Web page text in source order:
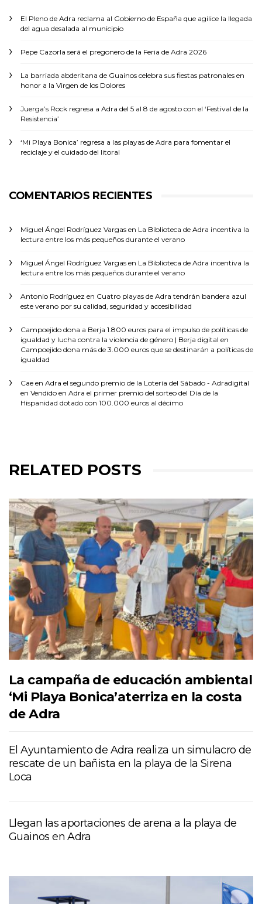
El Pleno de Adra reclama al Gobierno de España que agilice la llegada
del agua desalada al municipio
Pepe Cazorla será el pregonero de la Feria de Adra 2026
La barriada abderitana de Guainos celebra sus fiestas patronales en
honor a la Virgen de los Dolores
Juerga’s Rock regresa a Adra del 5 al 8 de agosto con el ‘Festival de la
Resistencia’
‘Mi Playa Bonica’ regresa a las playas de Adra para fomentar el
reciclaje y el cuidado del litoral
COMENTARIOS RECIENTES
Miguel Ángel Rodríguez Vargas en La Biblioteca de Adra incentiva la
lectura entre los más pequeños durante el verano
Miguel Ángel Rodríguez Vargas en La Biblioteca de Adra incentiva la
lectura entre los más pequeños durante el verano
Antonio Rodríguez en Cuatro playas de Adra tendrán bandera azul
este verano por su calidad, seguridad y accesibilidad
Campoejido dona a Berja 1.800 euros para el impulso de políticas de
igualdad y lucha contra la violencia de género | Berja digital en
Campoejido dona más de 3.000 euros que se destinarán a políticas de
igualdad
Cae en Adra el segundo premio de la Lotería del Sábado - Adradigital
en Vendido en Adra el primer premio del sorteo del Día de la
Hispanidad dotado con 100.000 euros al décimo
RELATED POSTS
La campaña de educación ambiental
‘Mi Playa Bonica’aterriza en la costa
de Adra
El Ayuntamiento de Adra realiza un simulacro de
rescate de un bañista en la playa de la Sirena
Loca
Llegan las aportaciones de arena a la playa de
Guainos en Adra